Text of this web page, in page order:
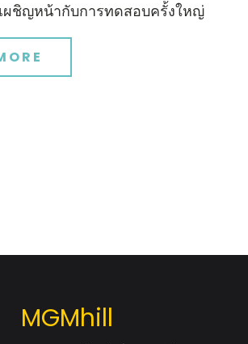
ผชิญหน้ากับการทดสอบครั้งใหญ่
MGMhill